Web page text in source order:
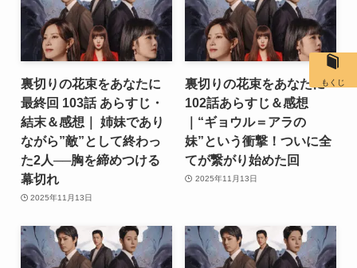
裏切りの花束をあなたに
最終回 103話 あらすじ・
結末＆感想｜ 姉妹であり
ながら”敵”として終わっ
た2人──胸を締めつける
幕切れ
2025年11月13日
裏切りの花束をあなたに
102話あらすじ＆感想
｜“ギョウル＝アラの
妹”という衝撃！ついに全
てが繋がり始めた回
2025年11月13日
もくじ